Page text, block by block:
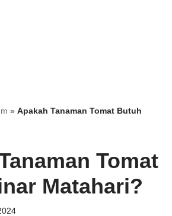
» Apakah Tanaman Tomat Butuh
Tomat
Matahari?